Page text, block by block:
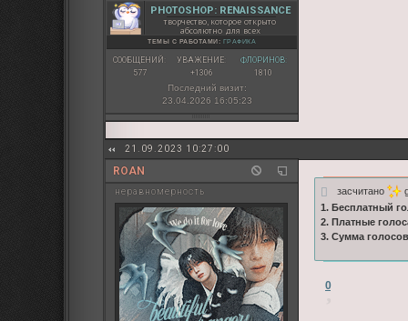
PHOTOSHOP: RENAISSANCE
творчество, которое открыто
абсолютно для всех
ТЕМЫ С РАБОТАМИ: ГРАФИКА
СООБЩЕНИЙ:
577
УВАЖЕНИЕ:
+1306
ФЛОРИНОВ:
1810
Последний визит:
23.04.2026 16:05:23
21.09.2023 10:27:00
ROAN
неравномерность засчитано
1. Бесплатный
2. Платные
3. Сумма
0